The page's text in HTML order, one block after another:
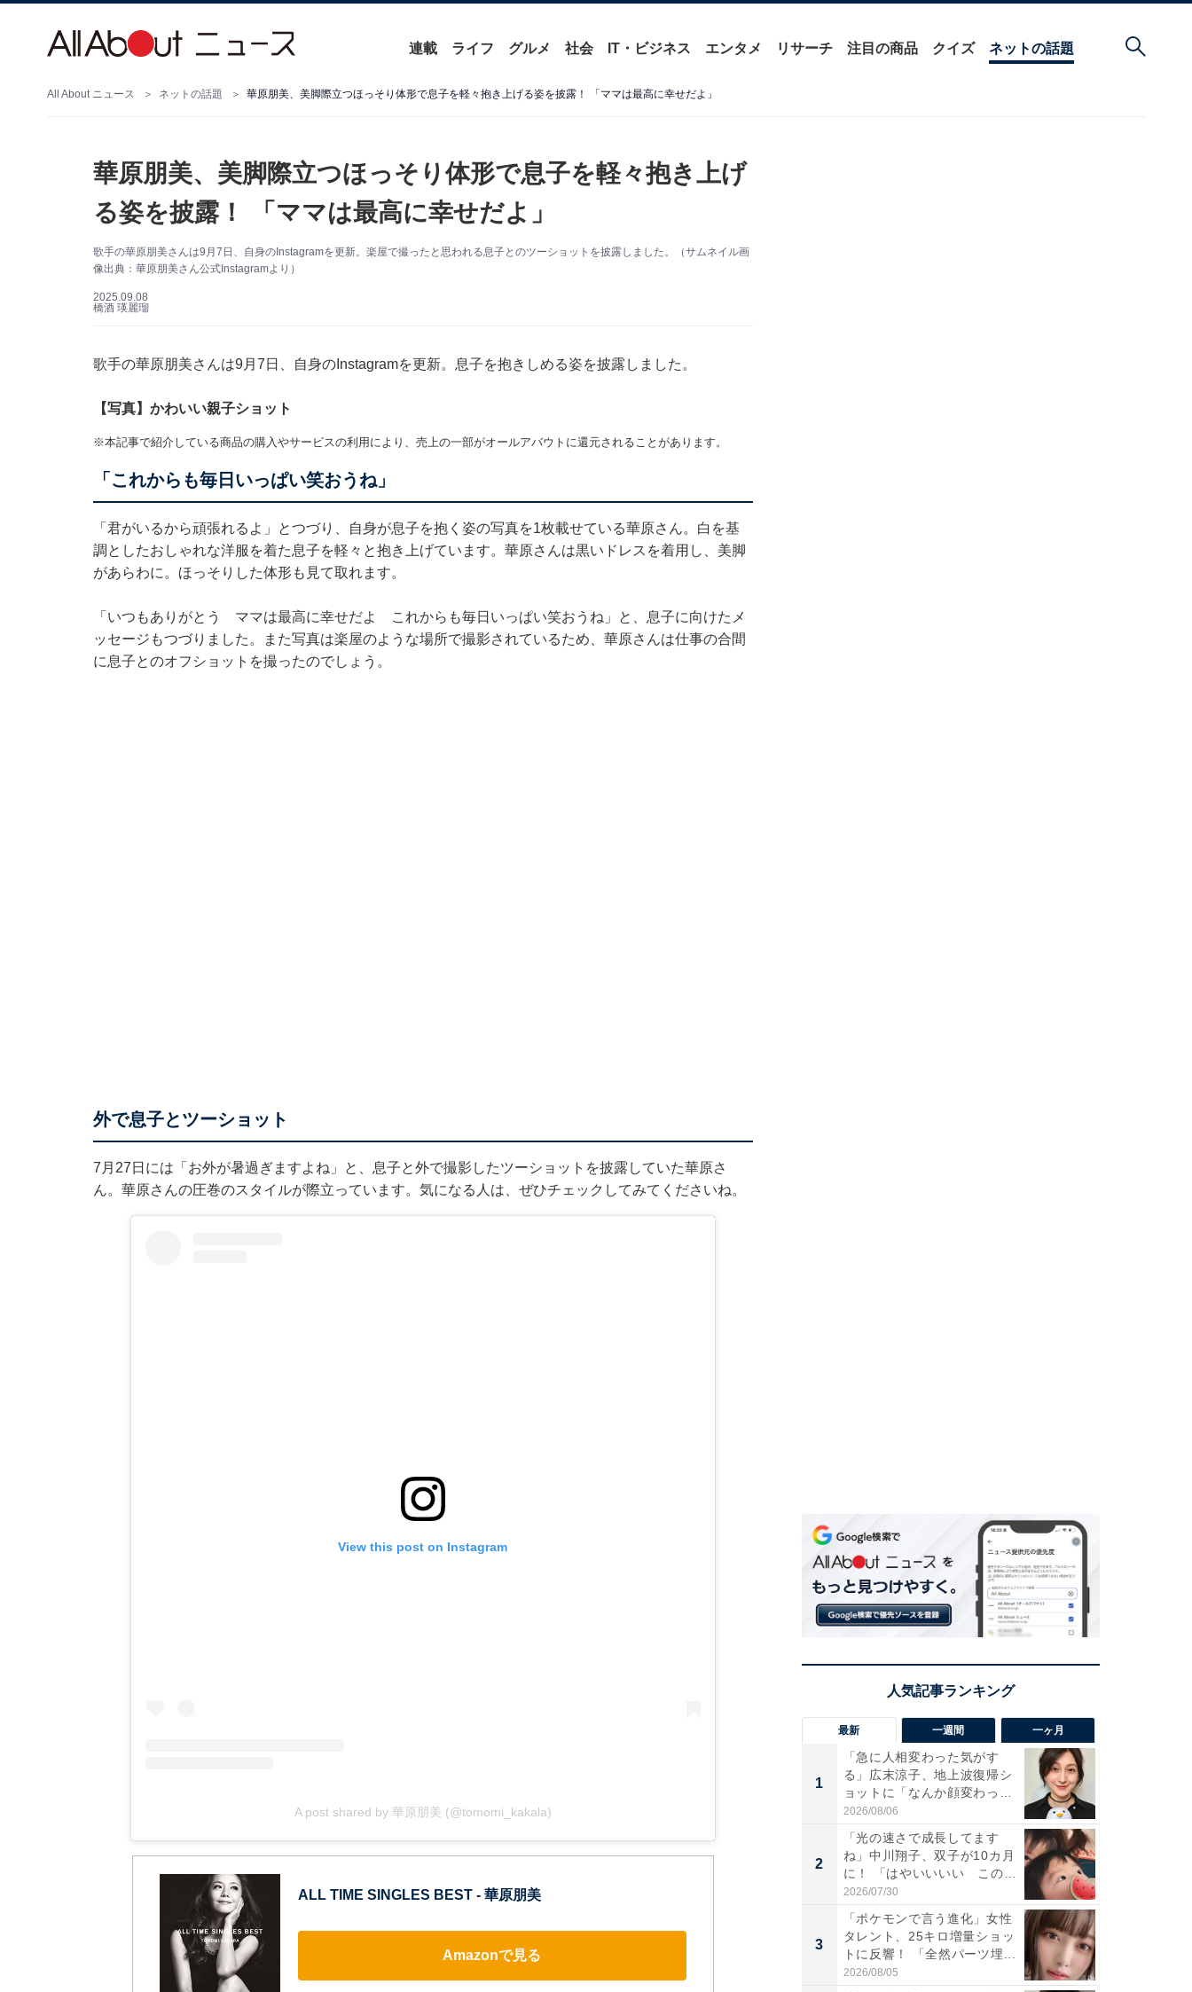
連載 ライフ グルメ 社会 IT・ビジネス エンタメ リサーチ 注目の商品 クイズ ネットの話題
All About ニュース ネットの話題 華原朋美、美脚際立つほっそり体形で息子を軽々抱き上げる姿を披露！ 「ママは最高に幸せだよ」
華原朋美、美脚際立つほっそり体形で息子を軽々抱き上げ
る姿を披露！ 「ママは最高に幸せだよ」
歌手の華原朋美さんは9月7日、自身のInstagramを更新。楽屋で撮ったと思われる息子とのツーショットを披露しました。（サムネイル画
像出典：華原朋美さん公式Instagramより）
2025.09.08
橋酒 瑛麗瑠
歌手の華原朋美さんは9月7日、自身のInstagramを更新。息子を抱きしめる姿を披露しました。
【写真】かわいい親子ショット
※本記事で紹介している商品の購入やサービスの利用により、売上の一部がオールアバウトに還元されることがあります。
「これからも毎日いっぱい笑おうね」
「君がいるから頑張れるよ」とつづり、自身が息子を抱く姿の写真を1枚載せている華原さん。白を基
調としたおしゃれな洋服を着た息子を軽々と抱き上げています。華原さんは黒いドレスを着用し、美脚
があらわに。ほっそりした体形も見て取れます。
「いつもありがとう ママは最高に幸せだよ これからも毎日いっぱい笑おうね」と、息子に向けたメ
ッセージもつづりました。また写真は楽屋のような場所で撮影されているため、華原さんは仕事の合間
に息子とのオフショットを撮ったのでしょう。
外で息子とツーショット
7月27日には「お外が暑過ぎますよね」と、息子と外で撮影したツーショットを披露していた華原さ
ん。華原さんの圧巻のスタイルが際立っています。気になる人は、ぜひチェックしてみてくださいね。
View this post on Instagram
A post shared by 華原朋美 (@tomomi_kakala)
ALL TIME SINGLES BEST - 華原朋美
Amazonで見る
最新 一週間 一ヶ月
1
「急に人相変わった気がす
る」広末涼子、地上波復帰シ
ョットに「なんか顔変わっ
た」の...
2026/08/06
2
「光の速さで成長してます
ね」中川翔子、双子が10カ月
に！ 「はやいいいい この
前...
2026/07/30
3
「ポケモンで言う進化」女性
タレント、25キロ増量ショッ
トに反響！ 「全然パーツ埋...
2026/08/05